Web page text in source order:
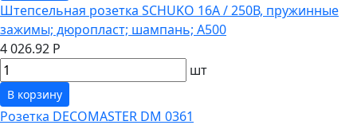
Штепсельная розетка SCHUKO 16А / 250В, пружинные
зажимы; дюропласт; шампань; A500
4 026.92 Р
шт
В корзину
Розетка DECOMASTER DM 0361